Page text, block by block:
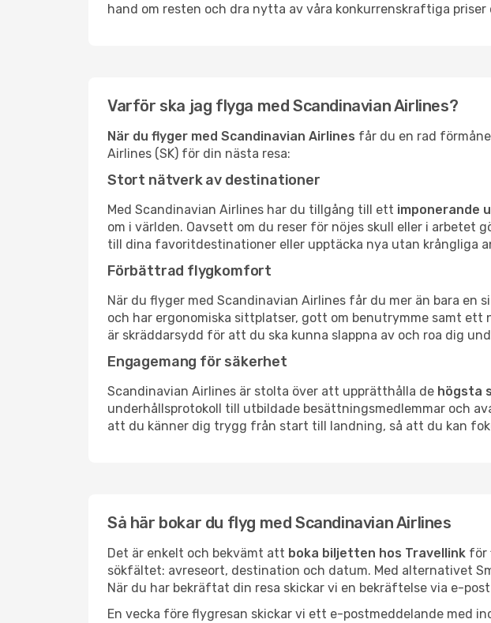
hand om resten och dra nytta av våra konkurrenskraftiga
Varför ska jag flyga med Scandinavian Airlines?
När du flyger med Scandinavian Airlines får du en rad
Airlines (SK) för din nästa resa:
Stort nätverk av destinationer
Med Scandinavian Airlines har du tillgång till ett imponerande
om i världen. Oavsett om du reser för nöjes skull eller i
till dina favoritdestinationer eller upptäcka nya utan krångliga
Förbättrad flygkomfort
När du flyger med Scandinavian Airlines får du mer än bara en
och har ergonomiska sittplatser, gott om benutrymme samt
är skräddarsydd för att du ska kunna slappna av och roa dig
Engagemang för säkerhet
Scandinavian Airlines är stolta över att upprätthålla de högsta
underhållsprotokoll till utbildade besättningsmedlemmar och
att du känner dig trygg från start till landning, så att du kan
Så här bokar du flyg med Scandinavian Airlines
Det är enkelt och bekvämt att boka biljetten hos Travellink för
sökfältet: avreseort, destination och datum. Med alternativet
När du har bekräftat din resa skickar vi en bekräftelse via e-
En vecka före flygresan skickar vi ett e-postmeddelande med